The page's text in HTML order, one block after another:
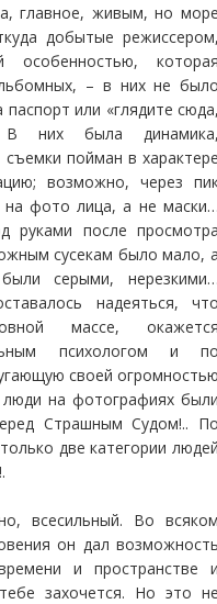
главное, живым, но
добытые
– в них не
или «глядите
В них была
пойман в
возможно, через
фото лица, а не
руками после
сусекам было мало,
серыми,
надеяться,
массе,
психологом и
своей
на фотографиях
Страшным Судом!..
две категории
всесильный. Во
он дал
и пространстве
захочется. Но это